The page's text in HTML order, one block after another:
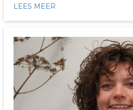
LEES MEER